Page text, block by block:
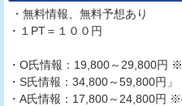
・無料情報、無料予想あり
・１PT＝１００円
・O氏情報：19,800～29,800円
・S氏情報：34,800～59,800円」
・A氏情報：17,800～24,800円